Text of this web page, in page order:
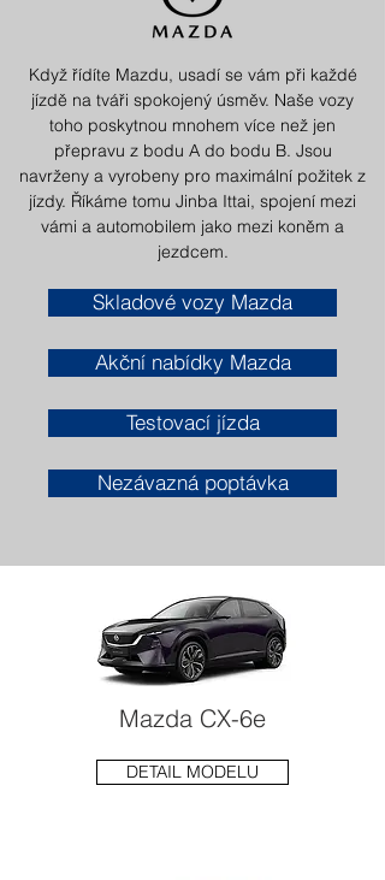
Když řídíte Mazdu, usadí se vám při každé
jízdě na tváři spokojený úsměv. Naše vozy
toho poskytnou mnohem více než jen
přepravu z bodu A do bodu B. Jsou
navrženy a vyrobeny pro maximální požitek z
jízdy. Říkáme tomu Jinba Ittai, spojení mezi
vámi a automobilem jako mezi koněm a
jezdcem.
Skladové vozy Mazda
Akční nabídky Mazda
Testovací jízda
Nezávazná poptávka
Mazda CX-6e
DETAIL MODELU